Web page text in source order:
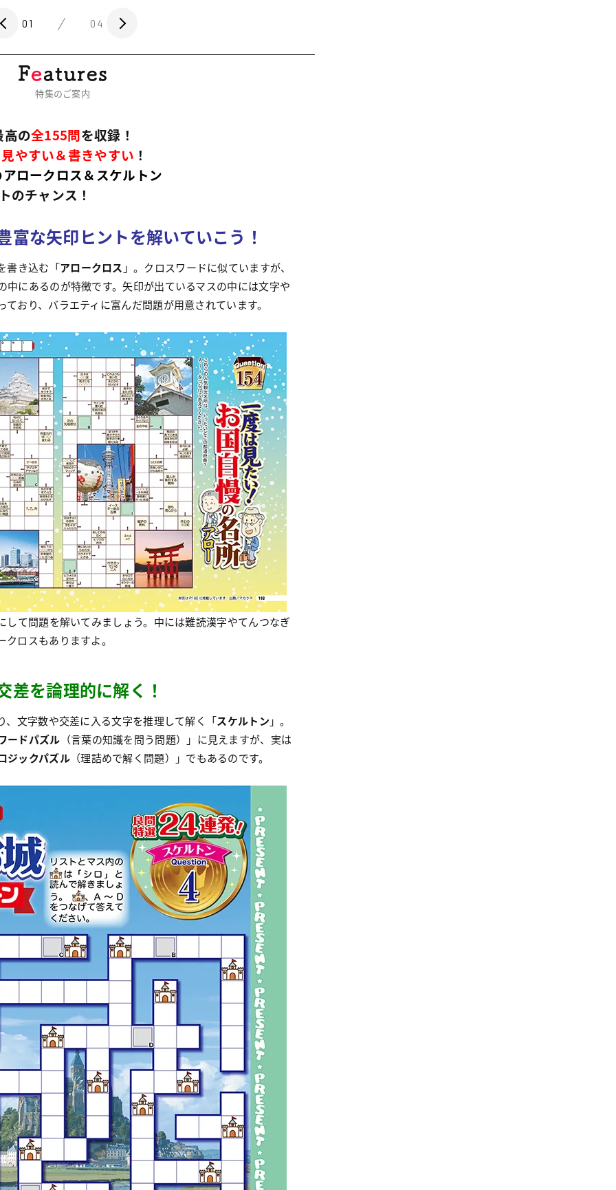
01 04
特集のご案内
高の全155問を収録！
見やすい＆書きやすい ！
ロークロス＆スケルトン
のチャンス！
富な矢印ヒントを解いていこう！
書き込む「アロークロス 」。クロスワードに似ていますが、
中にあるのが特徴です。矢印が出ているマスの中には文字や
おり、バラエティに富んだ問題が用意されています。
て問題を解いてみましょう。中には難読漢字やてんつなぎ
ロスもありますよ。
差を論理的に解く！
、文字数や交差に入る文字を推理して解く「スケルトン 」。
ードパズル （言葉の知識を問う問題）」に見えますが、実は
ジックパズル（理詰めで解く問題）」でもあるのです。